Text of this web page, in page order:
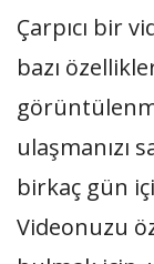
Çarpıcı bir
bazı
ulaşmanızı
birkaç gün
Videonuzu